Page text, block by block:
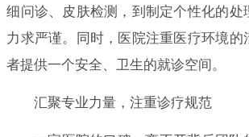
细问诊、皮肤检测，到制定个性化的处
力求严谨。同时，医院注重医疗环境的
者提供一个安全、卫生的就诊空间。
汇聚专业力量，注重诊疗规范